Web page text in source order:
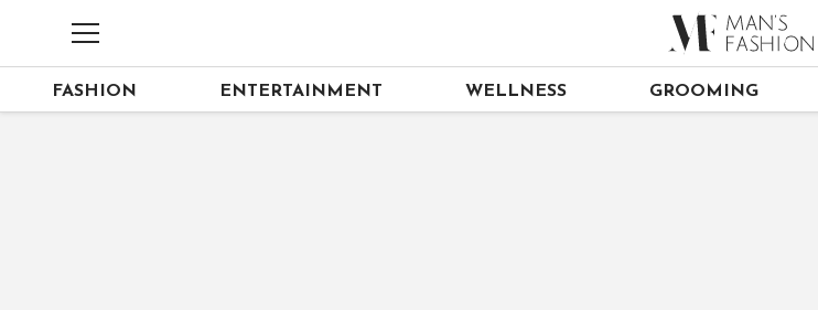
FASHION ENTERTAINMENT WELLNESS GROOMING